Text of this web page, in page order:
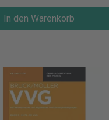
In den Warenkorb